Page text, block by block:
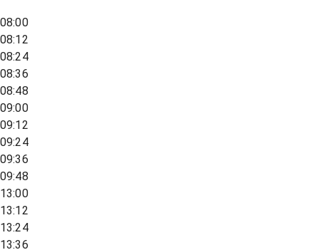
08:00
08:12
08:24
08:36
08:48
09:00
09:12
09:24
09:36
09:48
13:00
13:12
13:24
13:36